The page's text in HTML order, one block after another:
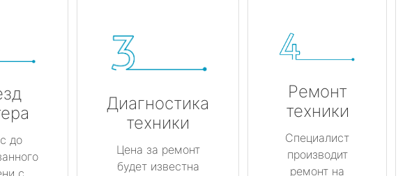
до
Диагностика
техники
Цена за ремонт
будет известна
Ремонт
техники
Специалист
производит
ремонт на